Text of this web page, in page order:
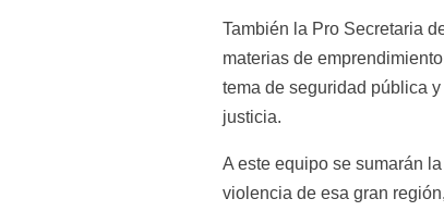
También la Pro Secretaria
materias de
tema de seguridad pública
justicia.
A este equipo se sumarán
violencia de esa gran